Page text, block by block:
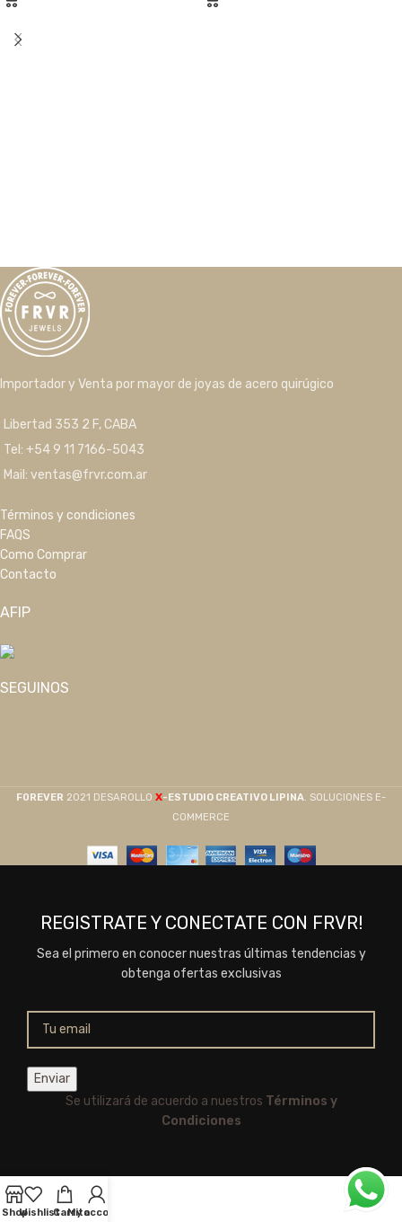
Importador y Venta por mayor de joyas de acero quirúgico
Libertad 353 2 F, CABA
Tel: +54 9 11 7166-5043
Mail: ventas@frvr.com.ar
Términos y condiciones
FAQS
Como Comprar
Contacto
AFIP
SEGUINOS
F0REVER 2021 DESAROLLO X-ESTUDIO CREATIVO LIPINA. SOLUCIONES E-
COMMERCE
REGISTRATE Y CONECTATE CON FRVR!
Sea el primero en conocer nuestras últimas tendencias y
obtenga ofertas exclusivas
Se utilizará de acuerdo a nuestros Términos y
Condiciones
ShopWishlistCarrito
My account